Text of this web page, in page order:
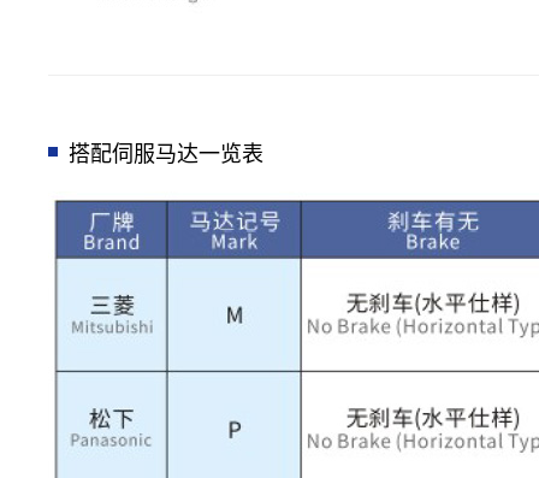
搭配伺服马达一览表